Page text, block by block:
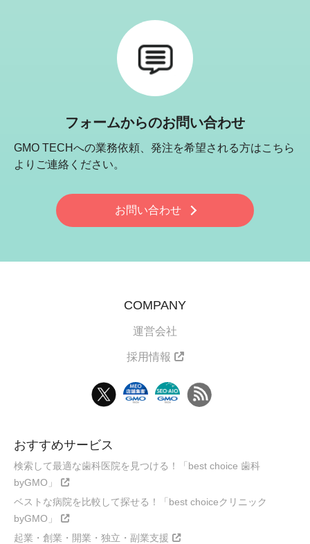
フォームからのお問い合わせ
GMO TECHへの業務依頼、発注を希望される方はこちら
よりご連絡ください。
お問い合わせ
COMPANY
運営会社
採用情報
おすすめサービス
検索して最適な歯科医院を見つける！「best choice 歯科
byGMO」
ベストな病院を比較して探せる！「best choiceクリニック
byGMO」
起業・創業・開業・独立・副業支援